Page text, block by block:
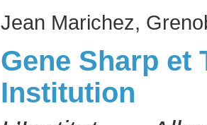
Jean Marichez,
Gene Sharp et
Institution